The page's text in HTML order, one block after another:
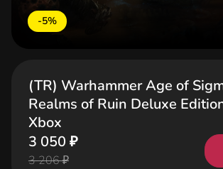
-5%
(TR) Warhammer Age of
Realms of Ruin Deluxe
Xbox
3 050 ₽
3 206 ₽